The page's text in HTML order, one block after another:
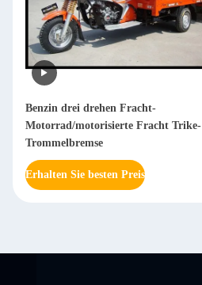
Benzin drei drehen Fracht-
Motorrad/motorisierte Fracht Trike-
Trommelbremse
Erhalten Sie besten Preis